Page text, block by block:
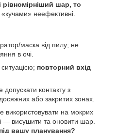
шар, то
«кучами» неефективні.
маска від пилу; не
в очі.
повторний вхід
допускати контакту з
або закритих зонах.
використовувати на мокрих
— висушити та оновити шар.
вашу планування?